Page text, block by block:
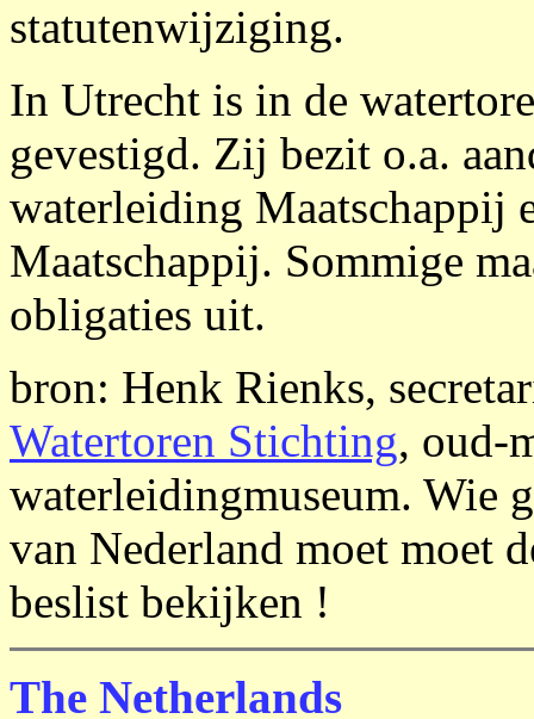
statutenwijziging.
In Utrecht is in de
gevestigd. Zij bezit o.a.
waterleiding Maatschappij
Maatschappij. Sommige
obligaties uit.
bron: Henk Rienks,
Watertoren Stichting, oud-
waterleidingmuseum. Wie
van Nederland moet moet
beslist bekijken !
The Netherlands